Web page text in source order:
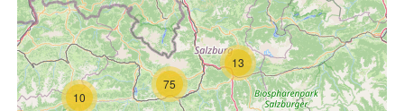
10
13
75